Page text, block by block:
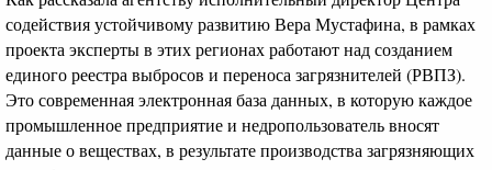
содействия устойчивому развитию Вера Мустафина, в рамках
проекта эксперты в этих регионах работают над созданием
единого реестра выбросов и переноса загрязнителей (РВПЗ).
Это современная электронная база данных, в которую каждое
промышленное предприятие и недропользователь вносят
данные о веществах, в результате производства загрязняющих